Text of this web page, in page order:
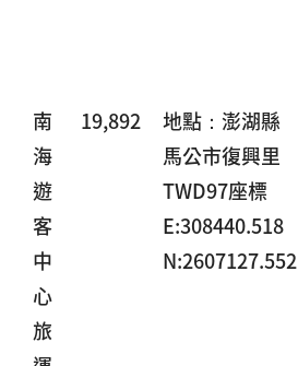
南
海
遊
客
中
心
旅
19,892
地點：澎湖縣
馬公市復興里
TWD97座標
E:308440.518
N:2607127.552